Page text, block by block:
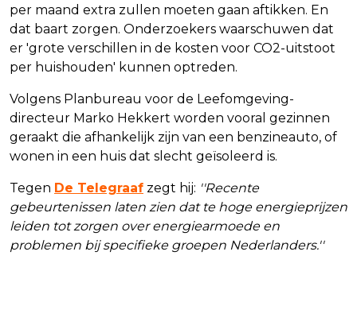
per maand extra zullen moeten gaan aftikken. En
dat baart zorgen. Onderzoekers waarschuwen dat
er 'grote verschillen in de kosten voor CO2-uitstoot
per huishouden' kunnen optreden.
Volgens Planbureau voor de Leefomgeving-
directeur Marko Hekkert worden vooral gezinnen
geraakt die afhankelijk zijn van een benzineauto, of
wonen in een huis dat slecht geïsoleerd is.
Tegen De Telegraaf zegt hij: ''Recente
gebeurtenissen laten zien dat te hoge energieprijzen
leiden tot zorgen over energiearmoede en
problemen bij specifieke groepen Nederlanders.''